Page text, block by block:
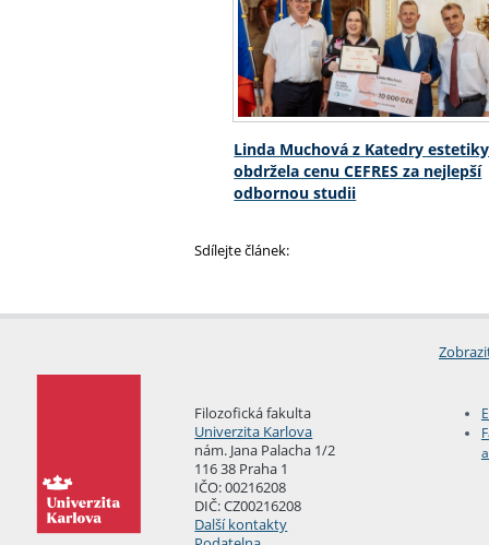
Linda Muchová z Katedry estetiky
obdržela cenu CEFRES za nejlepší
odbornou studii
Sdílejte článek:
Filozofická fakulta
Univerzita Karlova
nám. Jana Palacha 1/2
116 38 Praha 1
IČO: 00216208
DIČ: CZ00216208
Další kontakty